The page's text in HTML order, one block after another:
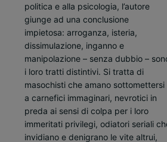
politica e alla psicologia, l’autore